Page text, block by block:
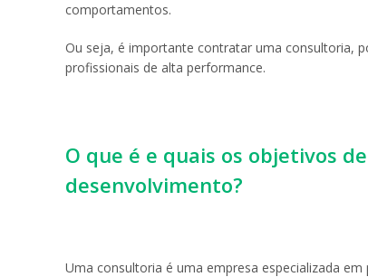
comportamentos.
Ou seja, é importante contratar uma consultoria,
profissionais de alta performance.
O que é e quais os objetivos
desenvolvimento?
Uma consultoria é uma empresa especializada